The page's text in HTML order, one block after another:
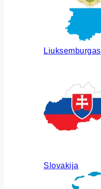
Liuksemburgas
Slovakija